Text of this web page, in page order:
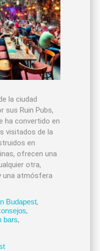
la ciudad
sus Ruin Pubs,
ha convertido en
visitados de la
en
ofrecen una
otra,
una atmósfera
Budapest,
,
bars,